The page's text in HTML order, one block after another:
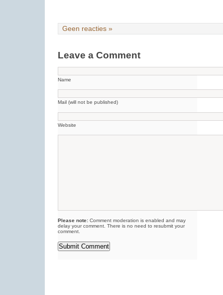
Geen reacties »
Leave a Comment
Name
Mail (will not be published)
Website
Please note: Comment moderation is enabled and may
delay your comment. There is no need to resubmit your
comment.